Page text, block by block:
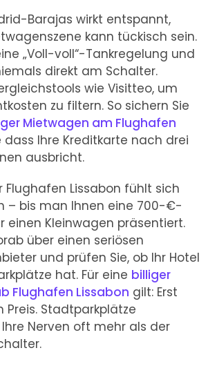
Barajas wirkt entspannt,
kann tückisch sein.
„Voll-voll“-Tankregelung und
direkt am Schalter.
wie Visitteo, um
zu filtern. So sichern Sie
Mietwagen am Flughafen
dass Ihre Kreditkarte nach drei
ausbricht.
Flughafen Lissabon fühlt sich
– bis man Ihnen eine 700-€-
einen Kleinwagen präsentiert.
über einen seriösen
und prüfen Sie, ob Ihr Hotel
hat. Für eine billiger
Flughafen Lissabon gilt: Erst
Preis. Stadtparkplätze
Nerven oft mehr als der